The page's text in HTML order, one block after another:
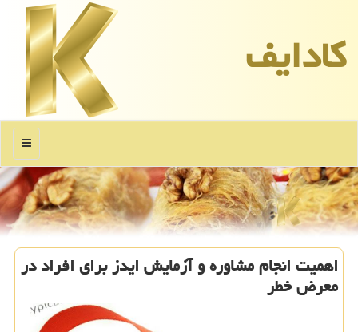
كادایف
منو
اهمیت انجام مشاوره و آزمایش ایدز برای افراد در
معرض خطر